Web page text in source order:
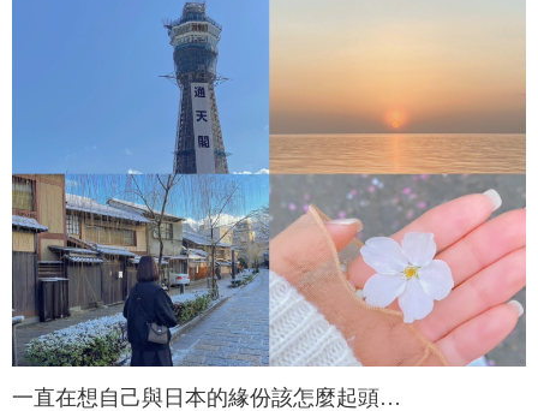
一直在想自己與日本的緣份該怎麼起頭…